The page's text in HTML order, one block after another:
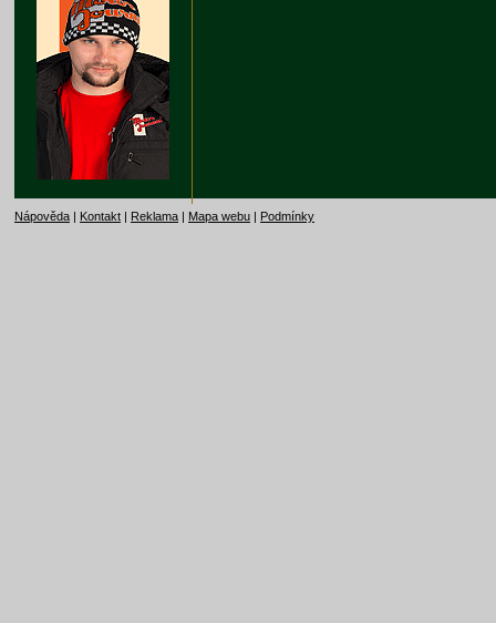
Nápověda | Kontakt | Reklama | Mapa webu | Podmínky